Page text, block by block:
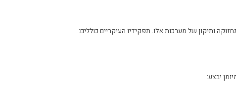
ותיקון של מערכות אלו. תפקידיו העיקריים כוללים:
יבצע: